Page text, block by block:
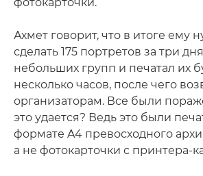
фотокарточки.
Ахмет говорит, что в итоге ему
сделать 175 портретов за три
небольших групп и печатал их
несколько часов, после чего
организаторам. Все были
это удается? Ведь это были
формате A4 превосходного
а не фотокарточки с принтера-